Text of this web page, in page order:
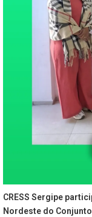
CRESS Sergipe
Nordeste do Conjunto